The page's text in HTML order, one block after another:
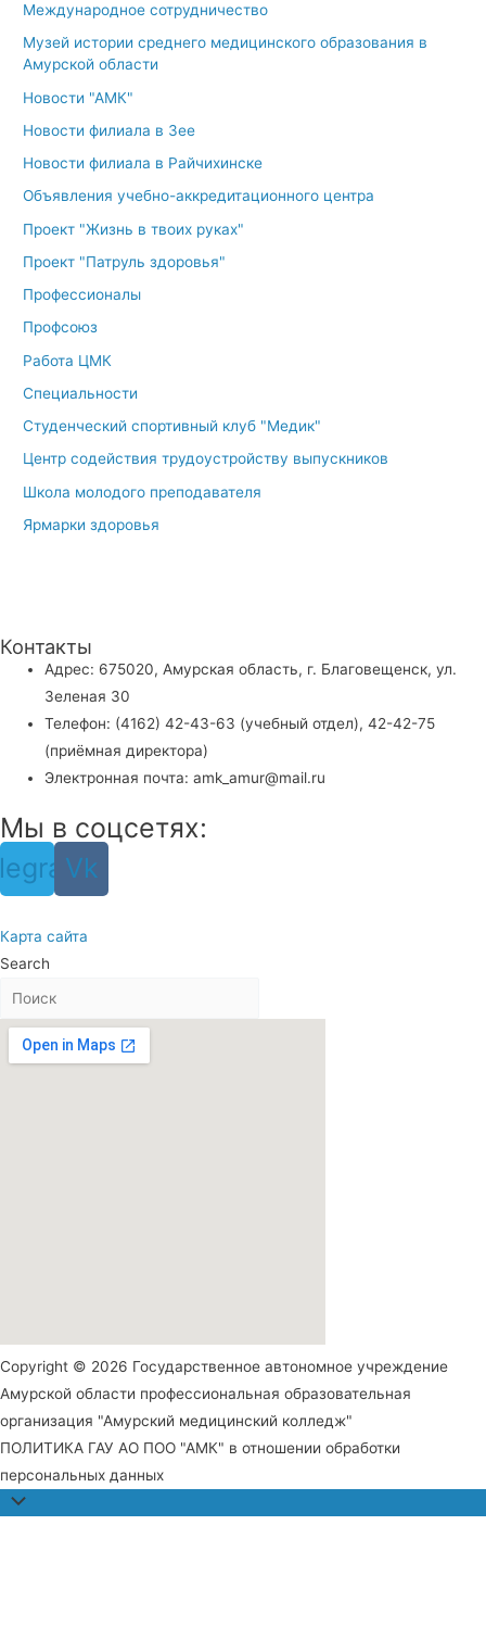
Международное сотрудничество
Музей истории среднего медицинского образования в
Амурской области
Новости "АМК"
Новости филиала в Зее
Новости филиала в Райчихинске
Объявления учебно-аккредитационного центра
Проект "Жизнь в твоих руках"
Проект "Патруль здоровья"
Профессионалы
Профсоюз
Работа ЦМК
Специальности
Студенческий спортивный клуб "Медик"
Центр содействия трудоустройству выпускников
Школа молодого преподавателя
Ярмарки здоровья
Контакты
Адрес: 675020, Амурская область, г. Благовещенск, ул.
Зеленая 30
Телефон: (4162) 42-43-63 (учебный отдел), 42-42-75
(приёмная директора)
Электронная почта: amk_amur@mail.ru
Мы в соцсетях:
Vk
Карта сайта
Search
Copyright © 2026 Государственное автономное учреждение
Амурской области профессиональная образовательная
организация "Амурский медицинский колледж"
ПОЛИТИКА ГАУ АО ПОО "АМК" в отношении обработки
персональных данных
Прокрутить